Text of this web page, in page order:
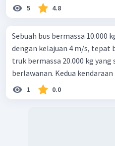
5 4.8
Sebuah bus bermassa 10.000
dengan kelajuan 4 m/s, tepat
truk bermassa 20.000 kg
berlawanan. Kedua
1 0.0